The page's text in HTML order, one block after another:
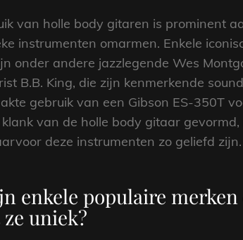
van holle body gitaren is prominent
instrumenten omarmen. Enkele
onder andere jazzlegende Wes
B.B. King, die zijn kenmerkende
gebruik van een Gibson ES-350T
van de holle body gitaar
deze instrumenten zo geliefd zijn.
enkele populaire
uniek?